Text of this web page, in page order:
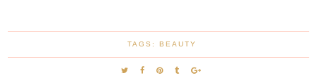
TAGS: BEAUTY